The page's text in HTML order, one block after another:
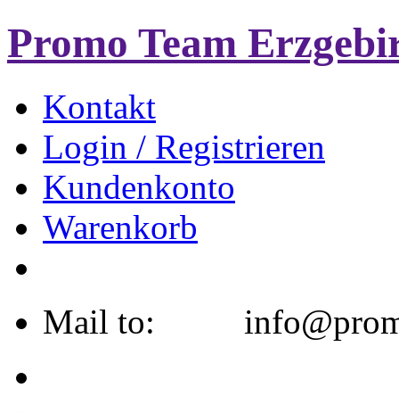
Promo Team
Kontakt
Login / Registrieren
Kundenkonto
Warenkorb
Mail to: